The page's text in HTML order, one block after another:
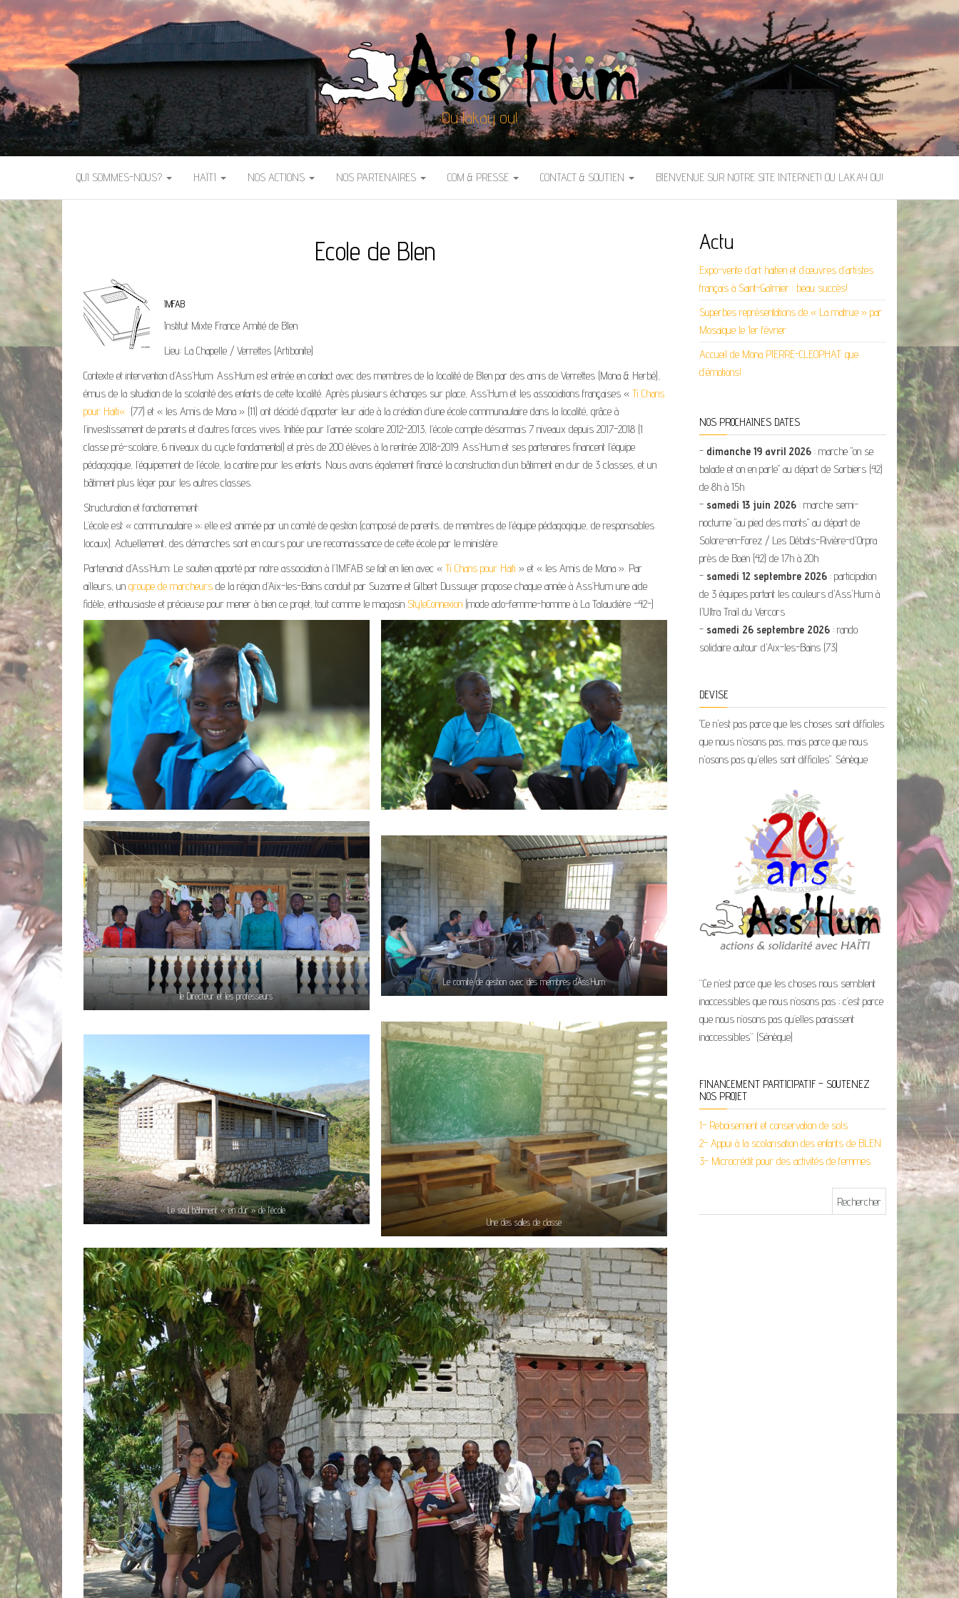
Ou lakay ou!
QUI SOMMES-NOUS? HAÏTI NOS ACTIONS NOS PARTENAIRES COM & PRESSE CONTACT & SOUTIEN BIENVENUE SUR NOTRE SITE INTERNET! OU LAKAY OU!
Ecole de Blen
IMFAB
Institut Mixte France Amitié de Blen
Lieu: La Chapelle / Verrettes (Artibonite)
Contexte et intervention d’Ass’Hum: Ass’Hum est entrée en contact avec des membres de la localité de Blen par des amis de Verrettes (Mona & Herbé),
émus de la situation de la scolarité des enfants de cette localité. Après plusieurs échanges sur place, Ass’Hum et les associations françaises « Ti Chans
pour Haïti« (77) et « les Amis de Mona » (11) ont décidé d’apporter leur aide à la création d’une école communautaire dans la localité, grâce à
l’investissement de parents et d’autres forces vives. Initiée pour l’année scolaire 2012-2013, l’école compte désormais 7 niveaux depuis 2017-2018 (1
classe pré-scolaire, 6 niveaux du cycle fondamental) et près de 200 élèves à la rentrée 2018-2019. Ass’Hum et ses partenaires financent l’équipe
pédagogique, l’équipement de l’école, la cantine pour les enfants. Nous avons également financé la construction d’un bâtiment en dur de 3 classes, et un
bâtiment plus léger pour les autres classes.
Structuration et fonctionnement:
L’école est « communautaire »; elle est animée par un comité de gestion (composé de parents, de membres de l’équipe pédagogique, de responsables
locaux). Actuellement, des démarches sont en cours pour une reconnaissance de cette école par le ministère.
Partenariat d’Ass’Hum: Le soutien apporté par notre association à l’IMFAB se fait en lien avec « Ti Chans pour Haïti » et « les Amis de Mona ». Par
ailleurs, un groupe de marcheurs de la région d’Aix-les-Bains conduit par Suzanne et Gilbert Dussuyer propose chaque année à Ass’Hum une aide
fidèle, enthousiaste et précieuse pour mener à bien ce projet, tout comme le magasin StyleConnexion (mode ado-femme-homme à La Talaudière -42-)
le Directeur et les professeurs
Le comité de gestion avec des membres d’Ass’Hum
Le seul bâtiment « en dur » de l’école
Une des salles de classe
Actu
Expo-vente d’art haïtien et d’œuvres d’artistes
français à Saint-Galmier : beau succès!
Superbes représentations de « La matrue » par
Mosaïque le 1er février
Accueil de Mona PIERRE-CLEOPHAT: que
d’émotions!
NOS PROCHAINES DATES
- dimanche 19 avril 2026: marche "on se
balade et on en parle" au départ de Sorbiers (42)
de 8h à 15h
- samedi 13 juin 2026: marche semi-
nocturne "au pied des monts" au départ de
Solore-en-Forez / Les Débats-Rivière-d'Orpra
près de Boën (42) de 17h à 20h
- samedi 12 septembre 2026: participation
de 3 équipes portant les couleurs d'Ass'Hum à
l'Ultra Trail du Vercors
- samedi 26 septembre 2026: rando
solidaire autour d'Aix-les-Bains (73)
DEVISE
"Ce n'est pas parce que les choses sont difficiles
que nous n'osons pas, mais parce que nous
n'osons pas qu'elles sont difficiles". Sénèque
“Ce n’est parce que les choses nous semblent
inaccessibles que nous n’osons pas ; c’est parce
que nous n’osons pas qu’elles paraissent
inaccessibles” (Sénèque)
FINANCEMENT PARTICIPATIF – SOUTENEZ
NOS PROJET
1- Reboisement et conservation de sols
2- Appui à la scolarisation des enfants de BLEN
3- Microcrédit pour des activités de femmes